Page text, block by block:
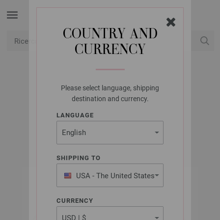
COUNTRY AND
CURRENCY
Please select language, shipping
destination and currency.
LANGUAGE
SHIPPING TO
USA - The United States
of America
CURRENCY
LANA GROSSA
EASY COTTON